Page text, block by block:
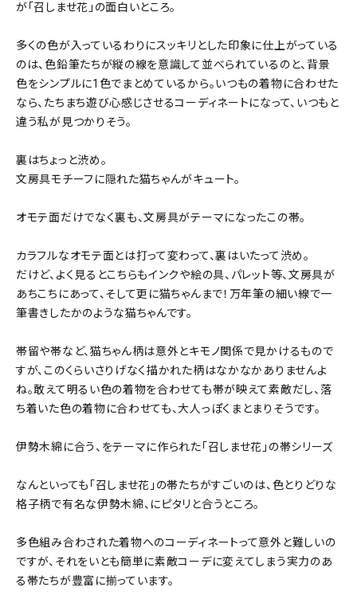
が「召しませ花」の面白いところ。
多くの色が入っているわりにスッキリとした印象に仕上がっている
のは、色鉛筆たちが縦の線を意識して並べられているのと、背景
色をシンプルに1色でまとめているから。いつもの着物に合わせた
なら、たちまち遊び心感じさせるコーディネートになって、いつもと
違う私が見つかりそう。
裏はちょっと渋め。
文房具モチーフに隠れた猫ちゃんがキュート。
オモテ面だけでなく裏も、文房具がテーマになったこの帯。
カラフルなオモテ面とは打って変わって、裏はいたって渋め。
だけど、よく見るとこちらもインクや絵の具、パレット等、文房具が
あちこちにあって、そして更に猫ちゃんまで！万年筆の細い線で一
筆書きしたかのような猫ちゃんです。
帯留や帯など、猫ちゃん柄は意外とキモノ関係で見かけるもので
すが、このくらいさりげなく描かれた柄はなかなかありませんよ
ね。敢えて明るい色の着物を合わせても帯が映えて素敵だし、落
ち着いた色の着物に合わせても、大人っぽくまとまりそうです。
伊勢木綿に合う、をテーマに作られた「召しませ花」の帯シリーズ
なんといっても「召しませ花」の帯たちがすごいのは、色とりどりな
格子柄で有名な伊勢木綿、にピタリと合うところ。
多色組み合わされた着物へのコーディネートって意外と難しいの
ですが、それをいとも簡単に素敵コーデに変えてしまう実力のあ
る帯たちが豊富に揃っています。